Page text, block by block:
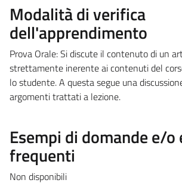
Modalità di verifica
dell'apprendimento
Prova Orale: Si discute il contenuto di un
strettamente inerente ai contenuti del
lo studente. A questa segue una
argomenti trattati a lezione.
Esempi di domande e/o
frequenti
Non disponibili